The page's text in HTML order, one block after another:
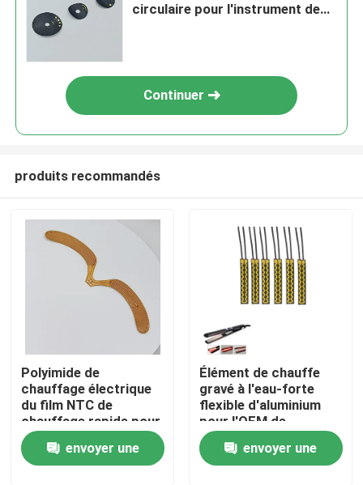
Maison
Produits
circulaire pour l'instrument de
Continuer
produits recommandés
Polyimide de
chauffage électrique
du film NTC de
chauffage rapide pour
le dispositif médical
envoyer une
Élément de chauffe
gravé à l'eau-forte
flexible d'aluminium
pour l'OEM de
dispositif de boucle
de redresseur
envoyer une